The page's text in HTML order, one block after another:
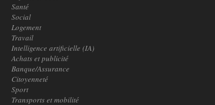
Santé
Social
Logement
Travail
Intelligence artificielle (IA)
Achats et publicité
Banque/Assurance
Citoyenneté
Sport
Transports et mobilité